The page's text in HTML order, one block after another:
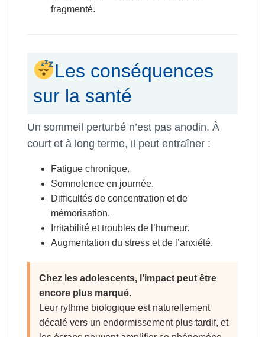
fragmenté.
Les conséquences
sur la santé
Un sommeil perturbé n’est pas anodin. À
court et à long terme, il peut entraîner :
Fatigue chronique.
Somnolence en journée.
Difficultés de concentration et de
mémorisation.
Irritabilité et troubles de l’humeur.
Augmentation du stress et de l’anxiété.
Chez les adolescents, l’impact peut être
encore plus marqué.
Leur rythme biologique est naturellement
décalé vers un endormissement plus tardif, et